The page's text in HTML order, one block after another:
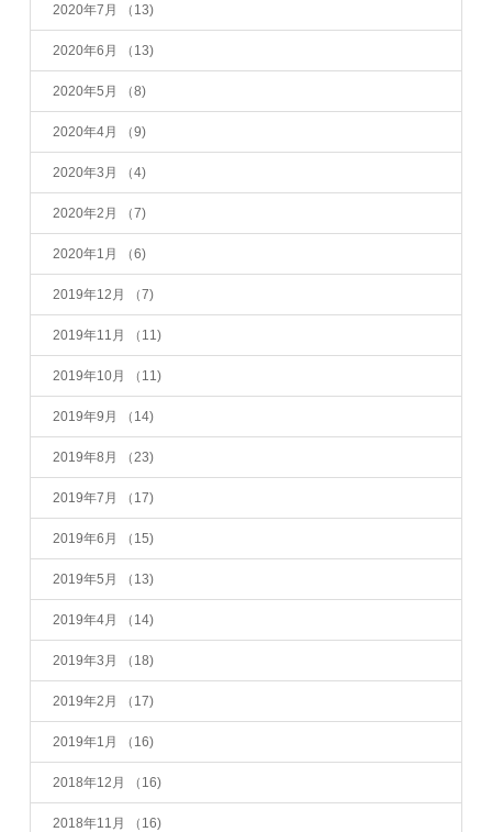
2020年7月 （13)
2020年6月 （13)
2020年5月 （8)
2020年4月 （9)
2020年3月 （4)
2020年2月 （7)
2020年1月 （6)
2019年12月 （7)
2019年11月 （11)
2019年10月 （11)
2019年9月 （14)
2019年8月 （23)
2019年7月 （17)
2019年6月 （15)
2019年5月 （13)
2019年4月 （14)
2019年3月 （18)
2019年2月 （17)
2019年1月 （16)
2018年12月 （16)
2018年11月 （16)